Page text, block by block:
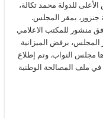
للدولة محمد تكالة،
جنزور، بمقر المجلس.
منشور للمكتب الاعلامي
برفض الميزانية
التي أقرها مجلس النواب. وتم إطلاع
في ملف المصالحة الوطنية